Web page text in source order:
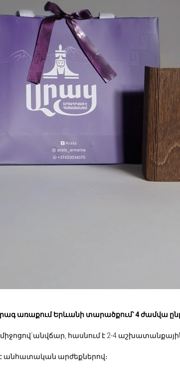
առաքում Երևանի տարածքում՝ 4 ժամվա
հասնում է 2-4
անհատական արժեքներով։